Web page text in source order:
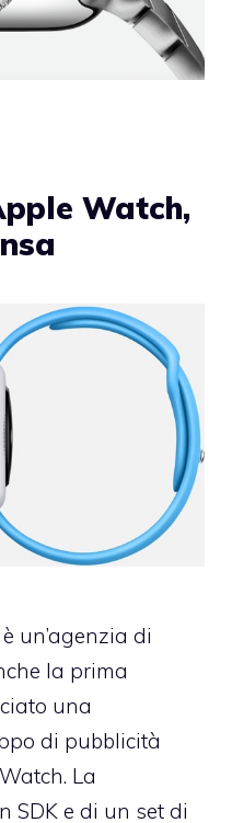
Watch,
un’agenzia di
la prima
una
di pubblicità
La
SDK e di un set di